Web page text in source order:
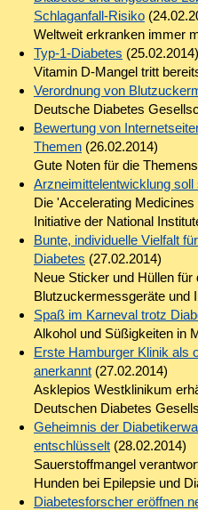
Schlaganfall-Risiko
Weltweit erkranken immer
Typ-1-Diabetes (25.02.2014)
Vitamin D-Mangel tritt
Verordnung von
Deutsche Diabetes
Bewertung von
Themen(26.02.2014)
Gute Noten für die
Arzneimittelentwicklung
Die 'Accelerating
Initiative der National
Bunte, individuelle Vielfalt
Diabetes (27.02.2014)
Neue Sticker und Hüllen für
Blutzuckermessgeräte und
Spaß im Karneval trotz
Alkohol und Süßigkeiten in
Erste Hamburger Klinik als
anerkannt(27.02.2014)
Asklepios Westklinikum
Deutschen Diabetes
Geheimnis der
entschlüsselt(28.02.2014)
Sauerstoffmangel
Hunden bei Epilepsie und
Diabetesforscher eröffnen